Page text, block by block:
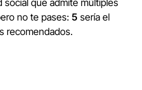
que admite múltiples
no te pases: 5 sería el
recomendados.